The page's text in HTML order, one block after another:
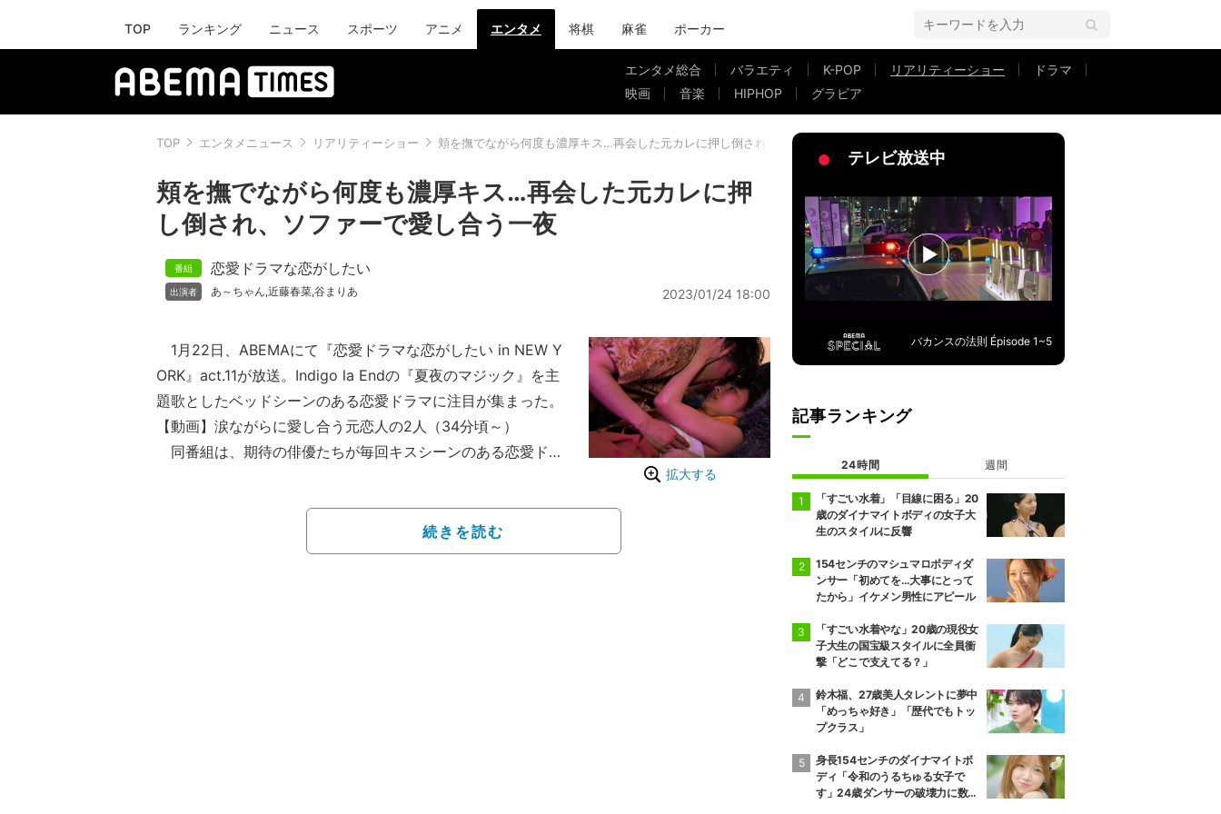
TOP ランキング ニュース スポーツ アニメ エンタメ 将棋 麻雀 ポーカー
エンタメ総合 バラエティ K-POP リアリティーショー
ドラマ
映画
音楽 HIPHOP グラビア
TOP エンタメニュース リアリティーショー 頬を撫でながら何度も濃厚キス…再会した元カレに押し倒され、ソファーで愛し合う一夜
頬を撫でながら何度も濃厚キス…再会した元カレに押
し倒され、ソファーで愛し合う一夜
恋愛ドラマな恋がしたい
あ～ちゃん,近藤春菜,谷まりあ 2023/01/24 18:00
拡大する
1月22日、ABEMAにて『恋愛ドラマな恋がしたい in NEW Y
ORK』act.11が放送。Indigo la Endの『夏夜のマジック』を主
題歌としたベッドシーンのある恋愛ドラマに注目が集まった。
【動画】涙ながらに愛し合う元恋人の2人（34分頃～）
同番組は、期待の俳優たちが毎回キスシーンのある恋愛ドラ
ションで選ばれた男女1組だけ。役を勝ち取る為に相手役と稽古
を重ねながら、台本に用意されている様々なキスシーンを演じ
続きを読む
テレビ放送中
バカンスの法則 Épisode 1~5
記事ランキング
24時間 週間
「すごい水着」「目線に困る」20
歳のダイナマイトボディの女子大
生のスタイルに反響
154センチのマシュマロボディダ
ンサー「初めてを…大事にとって
たから」イケメン男性にアピール
「すごい水着やな」20歳の現役女
子大生の国宝級スタイルに全員衝
撃「どこで支えてる？」
鈴木福、27歳美人タレントに夢中
「めっちゃ好き」「歴代でもトッ
プクラス」
身長154センチのダイナマイトボ
ディ「令和のうるちゅる女子で
す」24歳ダンサーの破壊力に数原